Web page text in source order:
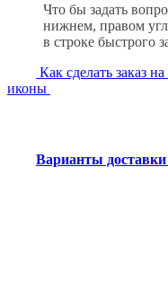
Что бы задать
нижнем, правом
в строке быстрого
Как сделать заказ на
иконы
Варианты